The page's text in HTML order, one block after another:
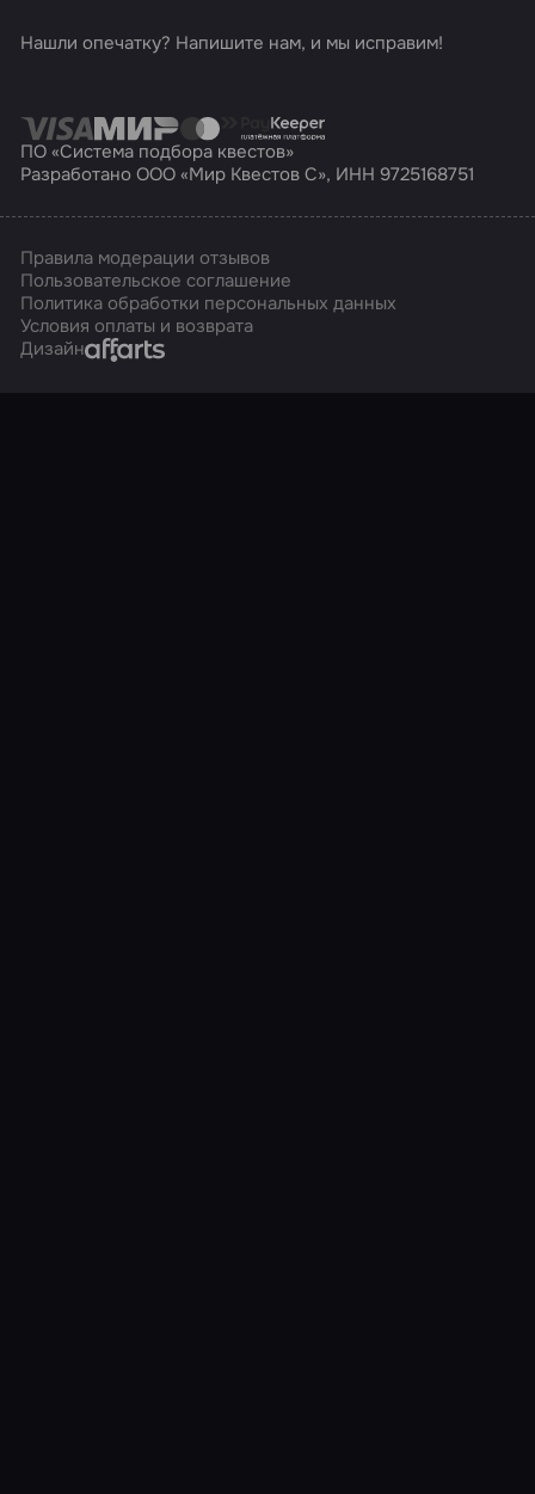
Нашли опечатку? Напишите нам, и мы исправим!
ПО «Система подбора квестов»
Разработано ООО «Мир Квестов С», ИНН 9725168751
Правила модерации отзывов
Пользовательское соглашение
Политика обработки персональных данных
Условия оплаты и возврата
ДизайнAffarts